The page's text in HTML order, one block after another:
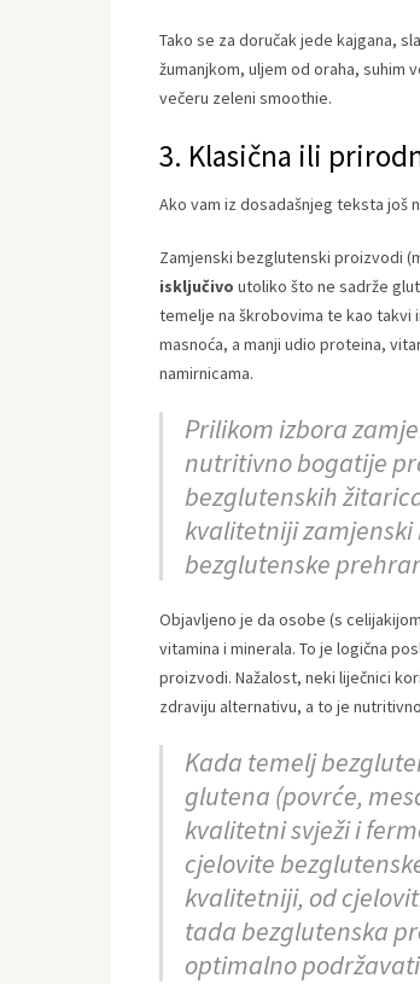
Tako se za doručak jede kajgana,
žumanjkom, uljem od oraha, suhim
večeru zeleni smoothie.
3. Klasična ili
Ako vam iz dosadašnjeg teksta još
Zamjenski bezglutenski proizvodi
isključivo utoliko što ne sadrže
temelje na škrobovima te kao takvi
masnoća, a manji udio proteina,
namirnicama.
Prilikom izbora
nutritivno bogatije
bezglutenskih
kvalitetniji
bezglutenske
Objavljeno je da osobe (s
vitamina i minerala. To je logična
proizvodi. Nažalost, neki liječnici
zdraviju alternativu, a to je
Kada temelj
glutena (povrće,
kvalitetni svježi i
cjelovite
kvalitetniji, od
tada bezglutenska
optimalno podržavati